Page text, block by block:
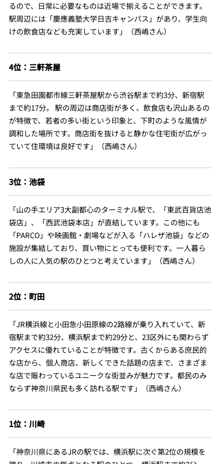
るので、日常に必要なものは近場で揃えることができます。
駅周辺には「慶應義塾大学日吉キャンパス」があり、学生向
けの飲食店なども充実しています」（西嶋さん）
4位：三軒茶屋
「東急田園都市線三軒茶屋駅から渋谷駅まで約3分、新宿駅
まで約17分。 駅の周辺は商店街が多く、飲食店も沢山あるの
が特徴で、若者の多い街という印象と、下町のような風情が
調和した場所です。商店街を抜けると静かな住宅街が広がっ
ていて住環境は良好です」（西嶋さん）
3位：池袋
「山の手エリア3大副都心のターミナル駅で、「東武百貨店池
袋店」、「西武池袋本店」が直結しています。この他にも
「PARCO」や映画館・劇場などが入る「ハレザ池袋」などの
施設が集結しており、買い物にとっても便利です。一人暮ら
しの人に人気の駅のひとつと考えています」（西嶋さん）
2位：町田
「JR横浜線と小田急小田原線の2路線が乗り入れていて、新
宿駅まで約32分、横浜駅まで約29分と、23区外にも関わらず
アクセスに優れていることが特徴です。古くからある庶民的
な店から、個人商店、新しくできた話題の店まで、さまざま
な店で賑わっているユニークな街並みが魅力です。都民のみ
ならず神奈川県民も多く訪れる駅です」（西嶋さん）
1位：川崎
「神奈川県にあるJRの駅では、横浜駅に次ぐ第2位の規模を